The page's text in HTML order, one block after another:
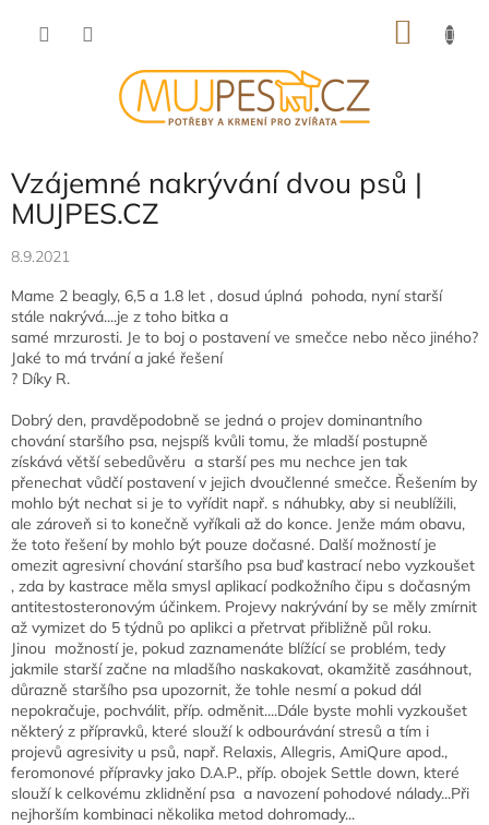
Vzájemné nakrývání dvou psů |
MUJPES.CZ
8.9.2021
Mame 2 beagly, 6,5 a 1.8 let , dosud úplná pohoda, nyní starší
stále nakrývá....je z toho bitka a
samé mrzurosti. Je to boj o postavení ve smečce nebo něco jiného?
Jaké to má trvání a jaké řešení
? Díky R.
Dobrý den, pravděpodobně se jedná o projev dominantního
chování staršího psa, nejspíš kvůli tomu, že mladší postupně
získává větší sebedůvěru a starší pes mu nechce jen tak
přenechat vůdčí postavení v jejich dvoučlenné smečce. Řešením by
mohlo být nechat si je to vyřídit např. s náhubky, aby si neublížili,
ale zároveň si to konečně vyříkali až do konce. Jenže mám obavu,
že toto řešení by mohlo být pouze dočasné. Další možností je
omezit agresivní chování staršího psa buď kastrací nebo vyzkoušet
, zda by kastrace měla smysl aplikací podkožního čipu s dočasným
antitestosteronovým účinkem. Projevy nakrývání by se měly zmírnit
až vymizet do 5 týdnů po aplikci a přetrvat přibližně půl roku.
Jinou možností je, pokud zaznamenáte blížící se problém, tedy
jakmile starší začne na mladšího naskakovat, okamžitě zasáhnout,
důrazně staršího psa upozornit, že tohle nesmí a pokud dál
nepokračuje, pochválit, příp. odměnit....Dále byste mohli vyzkoušet
některý z přípravků, které slouží k odbourávání stresů a tím i
projevů agresivity u psů, např. Relaxis, Allegris, AmiQure apod.,
feromonové přípravky jako D.A.P., příp. obojek Settle down, které
slouží k celkovému zklidnění psa a navození pohodové nálady...Při
nejhorším kombinaci několika metod dohromady...